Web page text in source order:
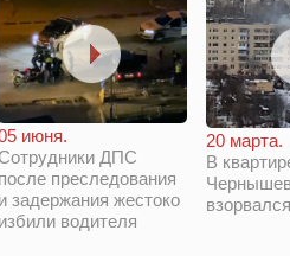
июня.
Сотрудники ДПС
после преследования
и задержания жестоко
избили водителя
20 марта.
В